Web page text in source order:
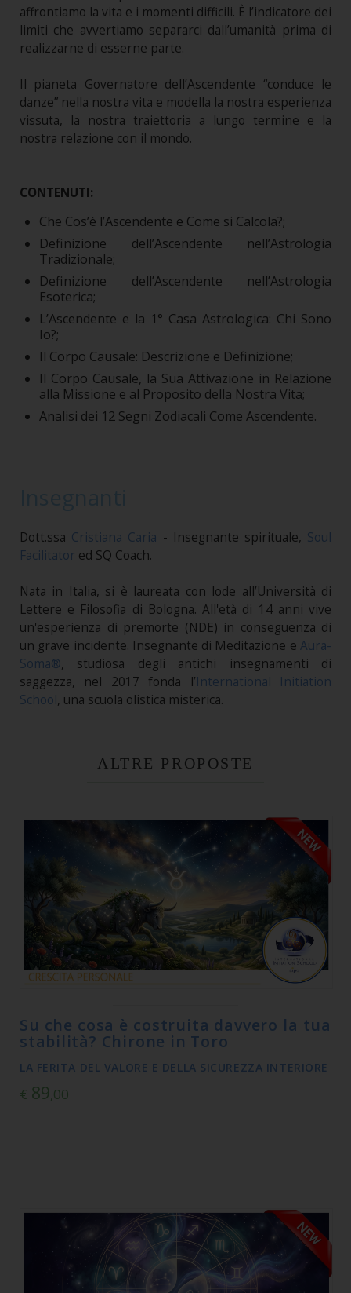
affrontiamo la vita e i momenti difficili. È l’indicatore dei
limiti che avvertiamo separarci dall’umanità prima di
realizzarne di esserne parte.
Il pianeta Governatore dell’Ascendente “conduce le
danze” nella nostra vita e modella la nostra esperienza
vissuta, la nostra traiettoria a lungo termine e la
nostra relazione con il mondo.
CONTENUTI:
Che Cos’è l’Ascendente e Come si Calcola?;
Definizione dell’Ascendente nell’Astrologia
Tradizionale;
Definizione dell’Ascendente nell’Astrologia
Esoterica;
L’Ascendente e la 1° Casa Astrologica: Chi Sono
Io?;
Il Corpo Causale: Descrizione e Definizione;
Il Corpo Causale, la Sua Attivazione in Relazione
alla Missione e al Proposito della Nostra Vita;
Analisi dei 12 Segni Zodiacali Come Ascendente.
Dott.ssa Cristiana Caria - Insegnante spirituale, Soul
Facilitator ed SQ Coach.
Nata in Italia, si è laureata con lode all’Università di
Lettere e Filosofia di Bologna. All'età di 14 anni vive
un'esperienza di premorte (NDE) in conseguenza di
un grave incidente. Insegnante di Meditazione e Aura-
Soma®, studiosa degli antichi insegnamenti di
saggezza, nel 2017 fonda l’International Initiation
School, una scuola olistica misterica.
ALTRE PROPOSTE
Su che cosa è costruita davvero la tua
stabilità? Chirone in Toro
LA FERITA DEL VALORE E DELLA SICUREZZA INTERIORE
€ 89,00